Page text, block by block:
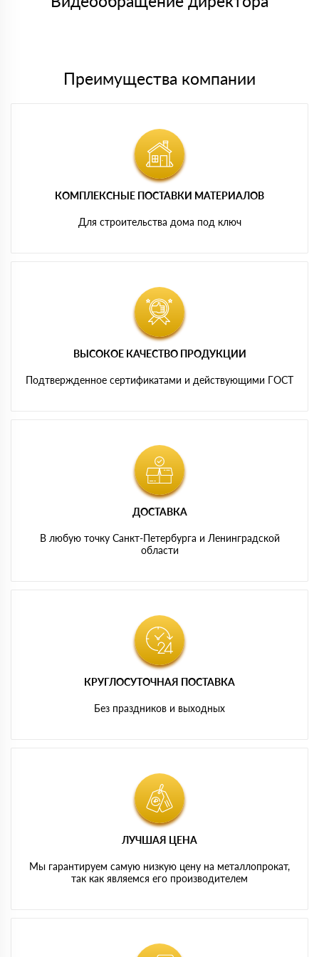
Преимущества компании
КОМПЛЕКСНЫЕ ПОСТАВКИ МАТЕРИАЛОВ
Для строительства дома под ключ
ВЫСОКОЕ КАЧЕСТВО ПРОДУКЦИИ
Подтвержденное сертификатами и действующими ГОСТ
ДОСТАВКА
В любую точку Санкт-Петербурга и Ленинградской
области
КРУГЛОСУТОЧНАЯ ПОСТАВКА
Без праздников и выходных
ЛУЧШАЯ ЦЕНА
Мы гарантируем самую низкую цену на металлопрокат,
так как являемся его производителем